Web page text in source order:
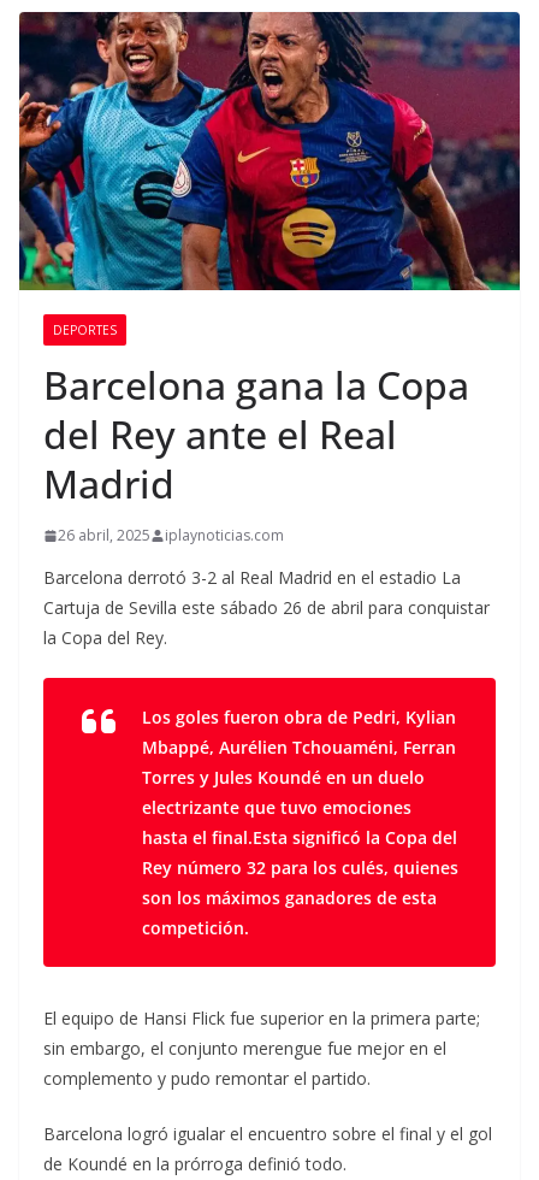
DEPORTES
Barcelona gana la Copa
del Rey ante el Real
Madrid
26 abril, 2025 iplaynoticias.com
Barcelona derrotó 3-2 al Real Madrid en el estadio La
Cartuja de Sevilla este sábado 26 de abril para conquistar
la Copa del Rey.
Los goles fueron obra de Pedri, Kylian
Mbappé, Aurélien Tchouaméni, Ferran
Torres y Jules Koundé en un duelo
electrizante que tuvo emociones
hasta el final.Esta significó la Copa del
Rey número 32 para los culés, quienes
son los máximos ganadores de esta
competición.
El equipo de Hansi Flick fue superior en la primera parte;
sin embargo, el conjunto merengue fue mejor en el
complemento y pudo remontar el partido.
Barcelona logró igualar el encuentro sobre el final y el gol
de Koundé en la prórroga definió todo.